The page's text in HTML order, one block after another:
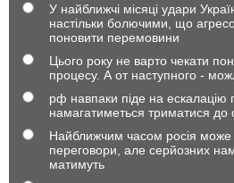
У найближчі місяці удари
настільки болючими, що
поновити перемовини
Цього року не варто чекати
процесу. А от наступного -
рф навпаки піде на ескалацію
намагатиметься триматися до
Найближчим часом росія може
переговори, але серйозних
матимуть